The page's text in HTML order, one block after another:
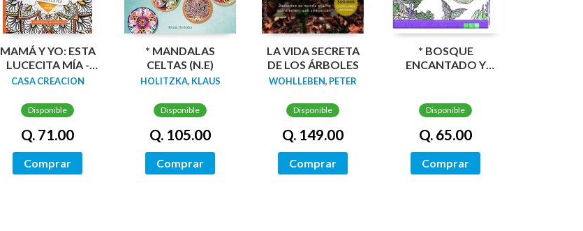
MAMÁ Y YO: ESTA
LUCECITA MÍA -
LIBRO PARA
CASA CREACION
Disponible
Q. 71.00
Comprar
* MANDALAS
CELTAS (N.E)
HOLITZKA, KLAUS
Disponible
Q. 105.00
Comprar
LA VIDA SECRETA
DE LOS ÁRBOLES
WOHLLEBEN, PETER
Disponible
Q. 149.00
Comprar
* BOSQUE
ENCANTADO Y
Disponible
Q. 65.00
Comprar